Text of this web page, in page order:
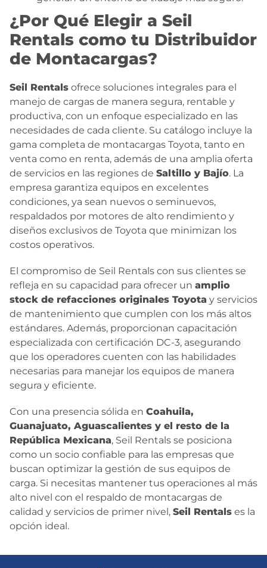
¿Por Qué Elegir a Seil
Rentals como tu Distribuidor
de Montacargas?
Seil Rentals ofrece soluciones integrales para el
manejo de cargas de manera segura, rentable y
productiva, con un enfoque especializado en las
necesidades de cada cliente. Su catálogo incluye la
gama completa de montacargas Toyota, tanto en
venta como en renta, además de una amplia oferta
de servicios en las regiones de Saltillo y Bajío. La
empresa garantiza equipos en excelentes
condiciones, ya sean nuevos o seminuevos,
respaldados por motores de alto rendimiento y
diseños exclusivos de Toyota que minimizan los
costos operativos.
El compromiso de Seil Rentals con sus clientes se
refleja en su capacidad para ofrecer un amplio
stock de refacciones originales Toyota y servicios
de mantenimiento que cumplen con los más altos
estándares. Además, proporcionan capacitación
especializada con certificación DC-3, asegurando
que los operadores cuenten con las habilidades
necesarias para manejar los equipos de manera
segura y eficiente.
Con una presencia sólida en Coahuila,
Guanajuato, Aguascalientes y el resto de la
República Mexicana, Seil Rentals se posiciona
como un socio confiable para las empresas que
buscan optimizar la gestión de sus equipos de
carga. Si necesitas mantener tus operaciones al más
alto nivel con el respaldo de montacargas de
calidad y servicios de primer nivel, Seil Rentals es la
opción ideal.